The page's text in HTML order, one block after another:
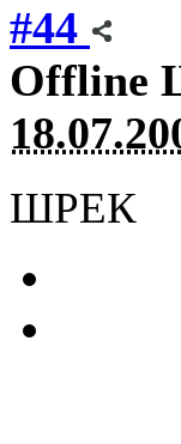
#44
Offline
ШРЕК